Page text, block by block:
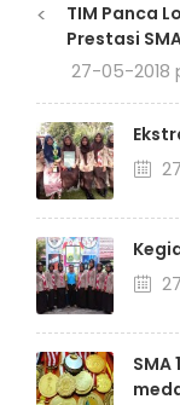
<
TIM Panca
Prestasi
27-05-2018
SMA